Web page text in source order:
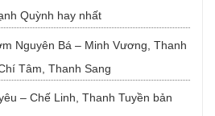
Quỳnh hay nhất
Nguyên Bá – Minh Vương, Thanh
Tâm, Thanh Sang
– Chế Linh, Thanh Tuyền bản